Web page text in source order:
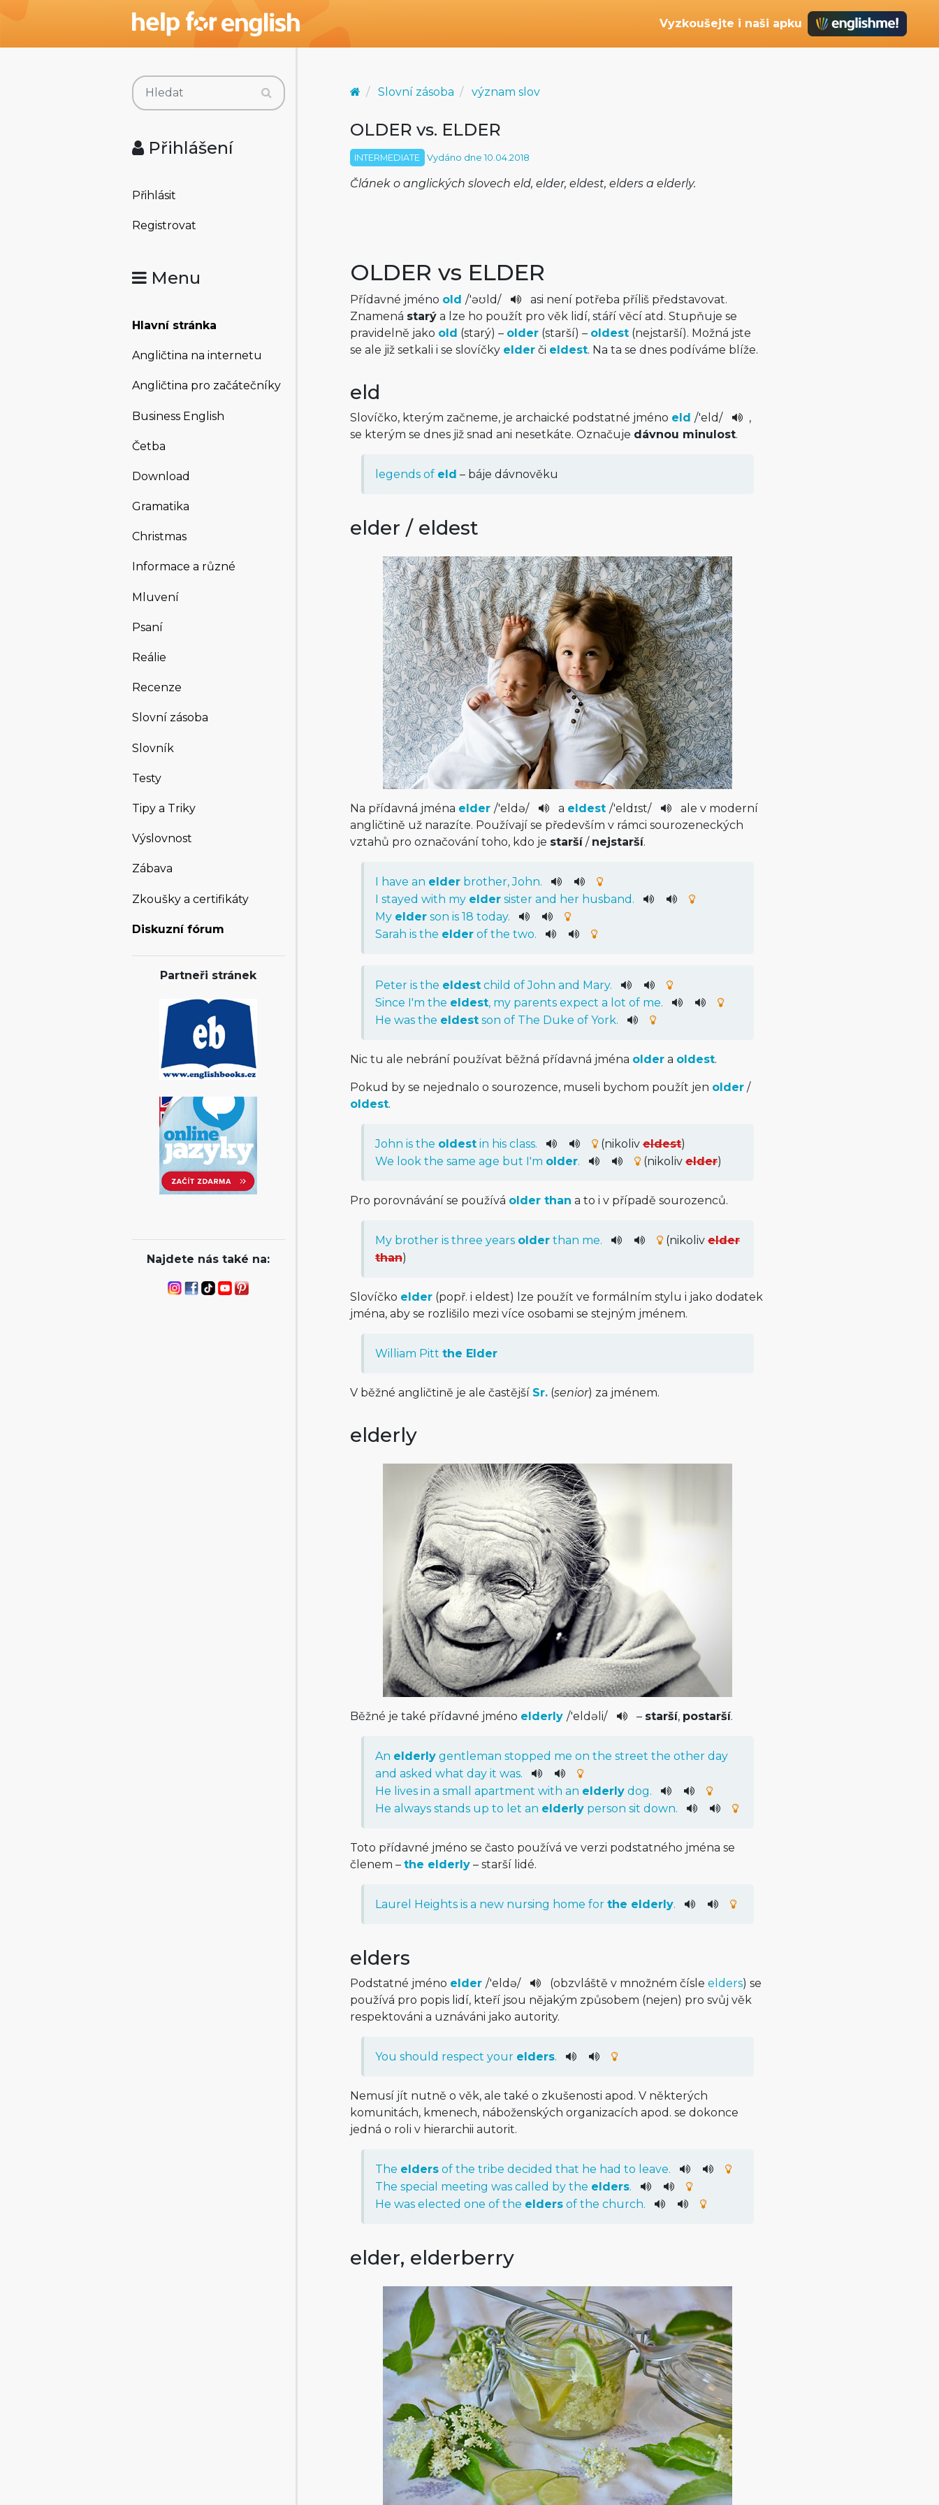
Vyzkoušejte i naši apku
Přihlášení
Přihlásit
Registrovat
Menu
Hlavní stránka
Angličtina na internetu
Angličtina pro začátečníky
Business English
Četba
Download
Gramatika
Christmas
Informace a různé
Mluvení
Psaní
Reálie
Recenze
Slovní zásoba
Slovník
Testy
Tipy a Triky
Výslovnost
Zábava
Zkoušky a certifikáty
Diskuzní fórum
Partneři stránek
Najdete nás také na:
Slovní zásoba význam slov
OLDER vs. ELDER
INTERMEDIATE Vydáno dne 10.04.2018
Článek o anglických slovech eld, elder, eldest, elders a elderly.
OLDER vs ELDER
Přídavné jméno old /'əʊld/
asi není potřeba příliš představovat.
Znamená starýa lze ho použít pro věk lidí, stáří věcí atd. Stupňuje se
pravidelně jako old (starý) – older(starší) – oldest(nejstarší). Možná jste
se ale již setkali i se slovíčky elderči eldest. Na ta se dnes podíváme blíže.
eld
Slovíčko, kterým začneme, je archaické podstatné jméno eld /'eld/
,
se kterým se dnes již snad ani nesetkáte. Označuje dávnou minulost.
legends of eld – báje dávnověku
elder / eldest
Na přídavná jména elder /'eldə/ a eldest /'eldɪst/
ale v moderní
angličtině už narazíte. Používají se především v rámci sourozeneckých
vztahů pro označování toho, kdo je starší/ nejstarší.
I have an elder brother,John.
I stayed with my elder sister and her husband .
My elder son is 18 today.
Sarah is the elder of the two.
Peter is the eldest child of John and Mary.
Since I'm the eldest, my parents expect a lot of me.
He was the eldest son of The Duke of York.
Nic tu ale nebrání používat běžná přídavná jména oldera oldest.
Pokud by se nejednalo o sourozence, museli bychom použít jen older/
oldest.
John is the oldest in his class. (nikoliv eldest)
We look the same age but I'm older. (nikoliv elder)
Pro porovnávání se používá older than a to i v případě sourozenců.
My brother is three years older than me. (nikoliv elder
than)
Slovíčko elder(popř. i eldest) lze použít ve formálním stylu i jako dodatek
jména, aby se rozlišilo mezi více osobami se stejným jménem.
William Pitt the Elder
V běžné angličtině je ale častější Sr.(senior) za jménem.
elderly
Běžné je také přídavné jméno elderly /'eldəli/ – starší, postarší.
An elderly gentleman stopped me on the street the other day
and asked what day it was.
He lives in a small apartment with an elderly dog.
He always stands up to let an elderly person sit down.
Toto přídavné jméno se často používá ve verzi podstatného jména se
členem – the elderly– starší lidé.
Laurel Heights is a new nursing home for the elderly.
elders
Podstatné jméno elder /'eldə/ (obzvláště v množném čísle elders) se
používá pro popis lidí, kteří jsou nějakým způsobem (nejen) pro svůj věk
respektováni a uznáváni jako autority.
You should respect your elders.
Nemusí jít nutně o věk, ale také o zkušenosti apod. V některých
komunitách, kmenech, náboženských organizacích apod. se dokonce
jedná o roli v hierarchii autorit.
The elders of the tribe decided that he had to leave.
The special meeting was called by the elders.
He was elected one of the elders of the church.
elder, elderberry